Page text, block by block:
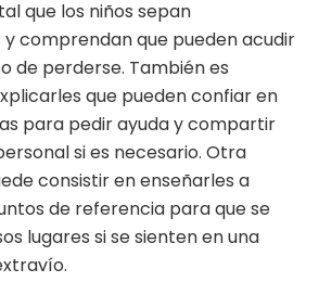
que los niños sepan
comprendan que pueden acudir
de perderse. También es
que pueden confiar en
para pedir ayuda y compartir
si es necesario. Otra
consistir en enseñarles a
de referencia para que se
lugares si se sienten en una